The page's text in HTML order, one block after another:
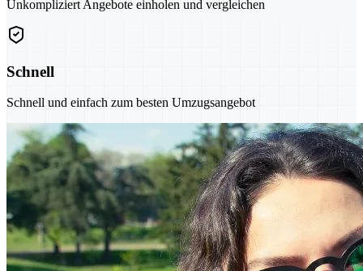
Unkompliziert Angebote einholen und vergleichen
Schnell
Schnell und einfach zum besten Umzugsangebot